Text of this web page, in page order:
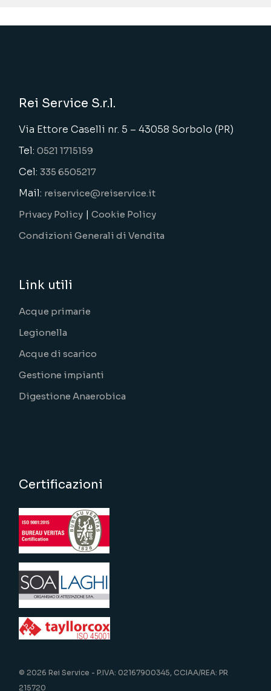
Rei Service S.r.l.
Via Ettore Caselli nr. 5 – 43058 Sorbolo (PR)
Tel:0521 1715159
Cel: 335 6505217
Mail: reiservice@reiservice.it
Privacy Policy |Cookie Policy
Condizioni Generali di Vendita
Link utili
Acque primarie
Legionella
Acque di scarico
Gestione impianti
Digestione Anaerobica
Certificazioni
©2026 Rei Service - P.IVA: 02167900345, CCIAA/REA: PR
215720